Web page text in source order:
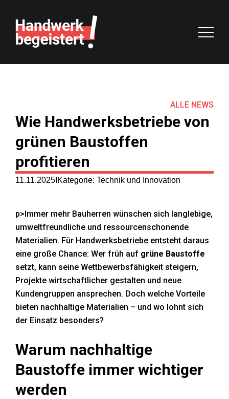
Agenda
Macher
Vorteile
Wie Handwerksbetriebe von
grünen Baustoffen
profitieren
ALLE NEWS
11.11.2025 Kategorie: Technik und Innovation
p>Immer mehr Bauherren wünschen sich langlebige,
umweltfreundliche und ressourcenschonende
Materialien. Für Handwerksbetriebe entsteht daraus
eine große Chance: Wer früh auf grüne Baustoffe
setzt, kann seine Wettbewerbsfähigkeit steigern,
Projekte wirtschaftlicher gestalten und neue
Kundengruppen ansprechen. Doch welche Vorteile
bieten nachhaltige Materialien – und wo lohnt sich
der Einsatz besonders?
Warum nachhaltige
Baustoffe immer wichtiger
werden